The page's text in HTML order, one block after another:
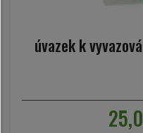
úvazek k